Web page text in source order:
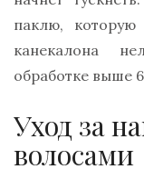
паклю, которую
канекалона
обработке выше
Уход за
волосами